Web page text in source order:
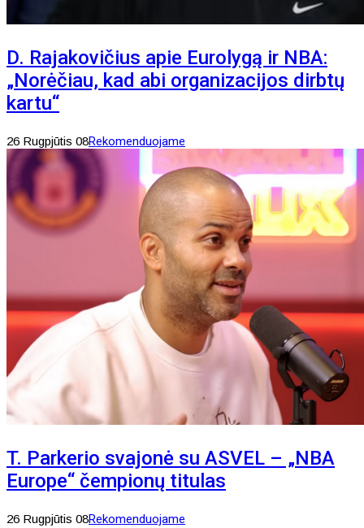
D. Rajakovičius apie Eurolygą ir NBA:
„Norėčiau, kad abi organizacijos dirbtų
kartu“
26 Rugpjūtis 08Rekomenduojame
T. Parkerio svajonė su ASVEL – „NBA
Europe“ čempionų titulas
26 Rugpjūtis 08Rekomenduojame